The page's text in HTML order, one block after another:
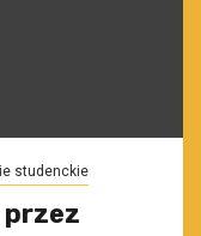
studenckie